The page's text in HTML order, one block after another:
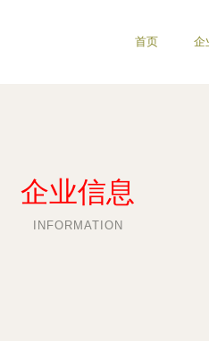
首页 企
企业信息
INFORMATION